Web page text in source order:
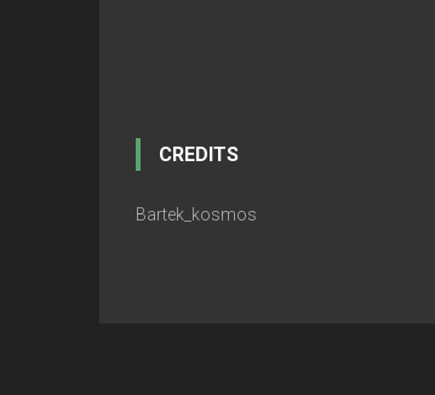
CREDITS
Bartek_kosmos